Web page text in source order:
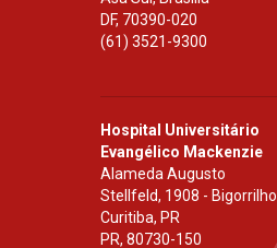
DF, 70390-020
(61) 3521-9300
Hospital Universitário
Evangélico Mackenzie
Alameda Augusto
Stellfeld, 1908 - Bigorrilho
Curitiba, PR
PR, 80730-150